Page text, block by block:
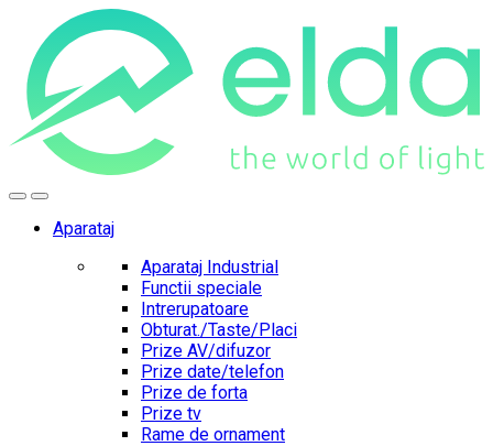
navigation
content
Aparataj
Aparataj Industrial
Functii speciale
Intrerupatoare
Obturat./Taste/Placi
Prize AV/difuzor
Prize date/telefon
Prize de forta
Prize tv
Rame de ornament